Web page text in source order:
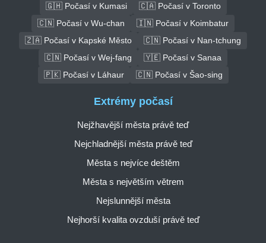
🇬🇭 Počasí v Kumasi
🇨🇦 Počasí v Toronto
🇨🇳 Počasí v Wu-chan
🇮🇳 Počasí v Koimbatur
🇿🇦 Počasí v Kapské Město
🇨🇳 Počasí v Nan-tchung
🇨🇳 Počasí v Wej-fang
🇾🇪 Počasí v Sanaa
🇵🇰 Počasí v Láhaur
🇨🇳 Počasí v Šao-sing
Extrémy počasí
Nejžhavější města právě teď
Nejchladnější města právě teď
Města s nejvíce deštěm
Města s největším větrem
Nejslunnější města
Nejhorší kvalita ovzduší právě teď